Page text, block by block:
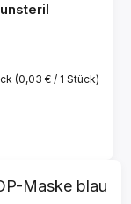
(0,03 € / 1 Stück)